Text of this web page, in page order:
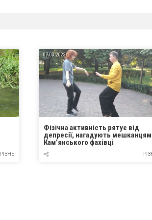
РІЗНЕ
07.03.2023
Фізічна активність рятує від
депресії, нагадують мешканцям
Кам’янського фахівці